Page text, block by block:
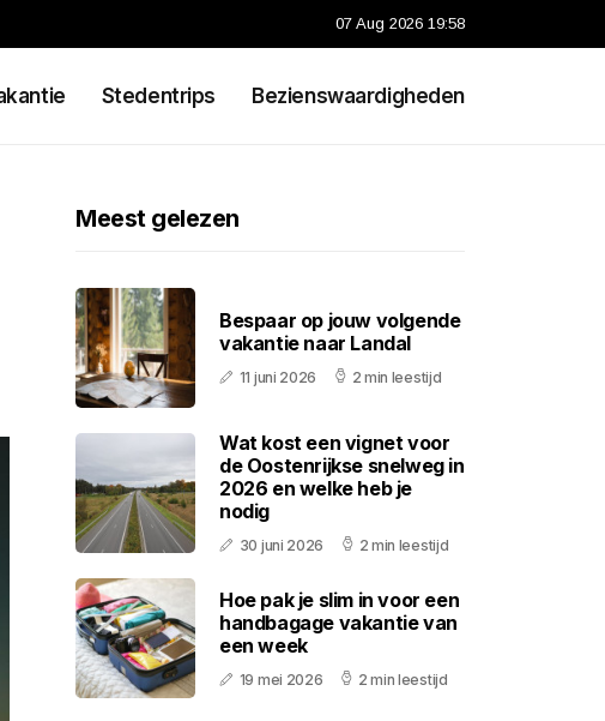
07 Aug 2026 19:58
Stedentrips Bezienswaardigheden
Meest gelezen
Bespaar op jouw volgende
vakantie naar Landal
11 juni 2026 2 min leestijd
Wat kost een vignet voor
de Oostenrijkse snelweg in
2026 en welke heb je
nodig
30 juni 2026 2 min leestijd
Hoe pak je slim in voor een
handbagage vakantie van
een week
19 mei 2026 2 min leestijd